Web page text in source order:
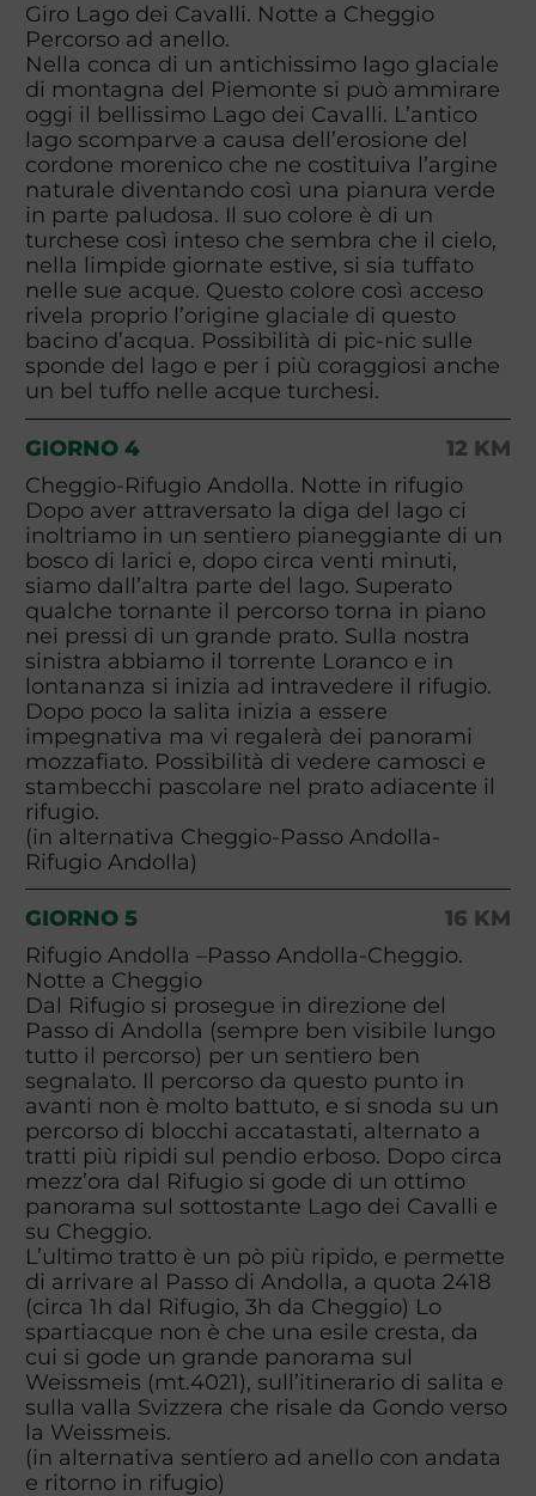
Giro Lago dei Cavalli. Notte a Cheggio
Percorso ad anello.
Nella conca di un antichissimo lago glaciale
di montagna del Piemonte si può ammirare
oggi il bellissimo Lago dei Cavalli. L’antico
lago scomparve a causa dell’erosione del
cordone morenico che ne costituiva l’argine
naturale diventando così una pianura verde
in parte paludosa. Il suo colore è di un
turchese così inteso che sembra che il cielo,
nella limpide giornate estive, si sia tuffato
nelle sue acque. Questo colore così acceso
rivela proprio l’origine glaciale di questo
bacino d’acqua. Possibilità di pic-nic sulle
sponde del lago e per i più coraggiosi anche
un bel tuffo nelle acque turchesi.
GIORNO 4
12 KM
Cheggio-Rifugio Andolla. Notte in rifugio
Dopo aver attraversato la diga del lago ci
inoltriamo in un sentiero pianeggiante di un
bosco di larici e, dopo circa venti minuti,
siamo dall’altra parte del lago. Superato
qualche tornante il percorso torna in piano
nei pressi di un grande prato. Sulla nostra
sinistra abbiamo il torrente Loranco e in
lontananza si inizia ad intravedere il rifugio.
Dopo poco la salita inizia a essere
impegnativa ma vi regalerà dei panorami
mozzafiato. Possibilità di vedere camosci e
stambecchi pascolare nel prato adiacente il
rifugio.
(in alternativa Cheggio-Passo Andolla-
Rifugio Andolla)
GIORNO 5
16 KM
Rifugio Andolla –Passo Andolla-Cheggio.
Notte a Cheggio
Dal Rifugio si prosegue in direzione del
Passo di Andolla (sempre ben visibile lungo
tutto il percorso) per un sentiero ben
segnalato. Il percorso da questo punto in
avanti non è molto battuto, e si snoda su un
percorso di blocchi accatastati, alternato a
tratti più ripidi sul pendio erboso. Dopo circa
mezz’ora dal Rifugio si gode di un ottimo
panorama sul sottostante Lago dei Cavalli e
su Cheggio.
L’ultimo tratto è un pò più ripido, e permette
di arrivare al Passo di Andolla, a quota 2418
(circa 1h dal Rifugio, 3h da Cheggio) Lo
spartiacque non è che una esile cresta, da
cui si gode un grande panorama sul
Weissmeis (mt.4021), sull’itinerario di salita e
sulla valla Svizzera che risale da Gondo verso
la Weissmeis.
(in alternativa sentiero ad anello con andata
e ritorno in rifugio)